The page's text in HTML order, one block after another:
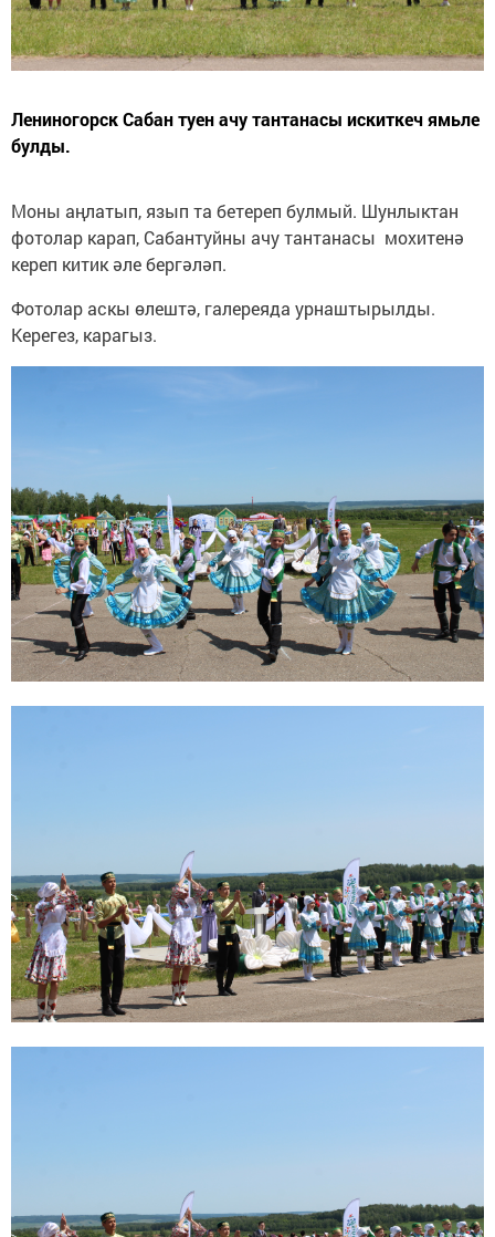
Лениногорск Сабан туен ачу тантанасы искиткеч ямьле
булды.
Моны аңлатып, язып та бетереп булмый. Шунлыктан
фотолар карап, Сабантуйны ачу тантанасы мохитенә
кереп китик әле бергәләп.
Фотолар аскы өлештә, галереяда урнаштырылды.
Керегез, карагыз.